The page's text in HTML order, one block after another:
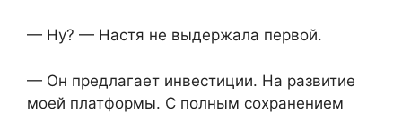
— Ну? — Настя не выдержала первой.
— Он предлагает инвестиции. На развитие
моей платформы. С полным сохранением